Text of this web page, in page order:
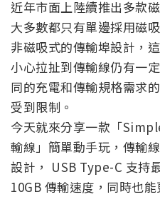
近年市面上陸續推出多款
大多數都只有單邊採用磁
非磁吸式的傳輸埠設計，
小心拉扯到傳輸線仍有一
同的充電和傳輸規格需求
受到限制。
今天就來分享一款「
輸線」簡單動手玩，傳輸
設計， USB Type-C 支持
10GB 傳輸速度，同時也